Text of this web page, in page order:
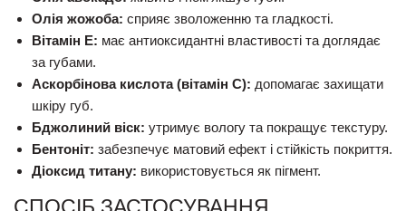
Олія жожоба: сприяє зволоженню та гладкості.
Вітамін E: має антиоксидантні властивості та доглядає
за губами.
Аскорбінова кислота (вітамін C): допомагає захищати
шкіру губ.
Бджолиний віск: утримує вологу та покращує текстуру.
Бентоніт: забезпечує матовий ефект і стійкість покриття.
Діоксид титану: використовується як пігмент.